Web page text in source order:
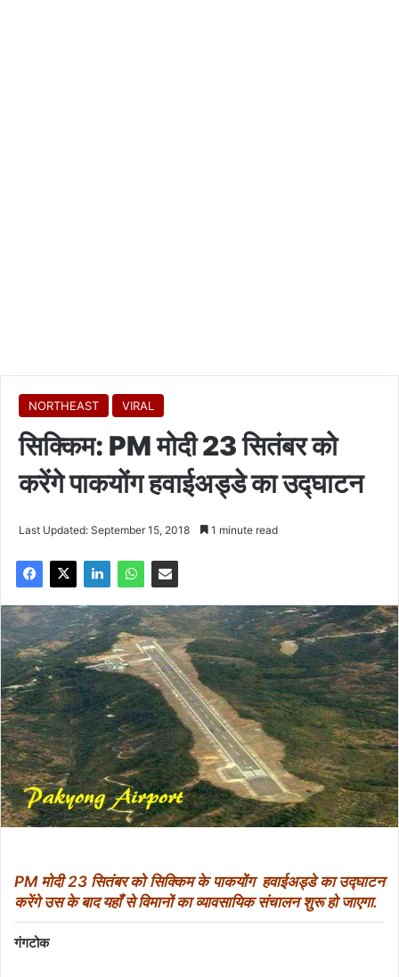
NORTHEAST VIRAL
सिक्किम: PM मोदी 23 सितंबर को
करेंगे पाकयोंग हवाईअड्डे का उद्घाटन
Last Updated: September 15, 2018 1 minute read
PM मोदी 23 सितंबर को सिक्किम के पाकयोंग हवाईअड्डे का उद्घाटन
करेंगे उस के बाद यहाँ से विमानों का व्यावसायिक संचालन शुरू हो जाएगा.
गंगटोक